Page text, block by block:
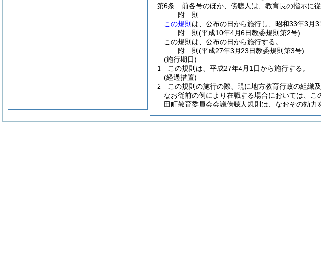
第6条
前各号のほか、傍聴人は、教育長の指示に
附 則
この規則 は、公布の日から施行し、昭和33年3月
附 則(平成10年4月6日教委規則第2号)
この規則は、公布の日から施行する。
附 則(平成27年3月23日教委規則第3号)
(施行期日)
1
この規則は、平成27年4月1日から施行する。
(経過措置)
2
この規則の施行の際、現に地方教育行政の組織
なお従前の例により在職する場合においては、
田町教育委員会会議傍聴人規則は、なおその効力